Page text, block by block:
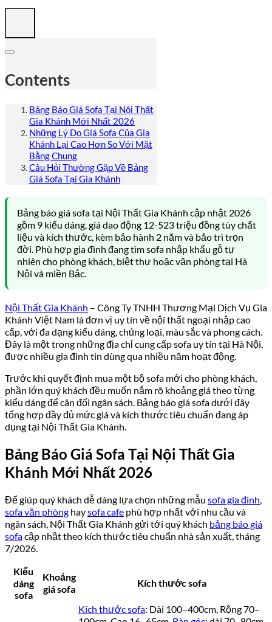
Contents
Bảng Báo Giá Sofa Tại Nội Thất
Gia Khánh Mới Nhất 2026
Những Lý Do Giá Sofa Của Gia
Khánh Lại Cao Hơn So Với Mặt
Bằng Chung
Câu Hỏi Thường Gặp Về Bảng
Giá Sofa Tại Gia Khánh
Bảng báo giá sofa tại Nội Thất Gia Khánh cập nhật 2026
gồm 9 kiểu dáng, giá dao động 12-523 triệu đồng tùy chất
liệu và kích thước, kèm bảo hành 2 năm và bảo trì trọn
đời. Phù hợp gia đình đang tìm sofa nhập khẩu gỗ tự
nhiên cho phòng khách, biệt thự hoặc văn phòng tại Hà
Nội và miền Bắc.
Nội Thất Gia Khánh – Công Ty TNHH Thương Mại Dịch Vụ Gia
Khánh Việt Nam là đơn vị uy tín về nội thất ngoại nhập cao
cấp, với đa dạng kiểu dáng, chủng loại, màu sắc và phong cách.
Đây là một trong những địa chỉ cung cấp sofa uy tín tại Hà Nội,
được nhiều gia đình tin dùng qua nhiều năm hoạt động.
Trước khi quyết định mua một bộ sofa mới cho phòng khách,
phần lớn quý khách đều muốn nắm rõ khoảng giá theo từng
kiểu dáng để cân đối ngân sách. Bảng báo giá sofa dưới đây
tổng hợp đầy đủ mức giá và kích thước tiêu chuẩn đang áp
dụng tại Nội Thất Gia Khánh.
Bảng Báo Giá Sofa Tại Nội Thất Gia
Khánh Mới Nhất 2026
Để giúp quý khách dễ dàng lựa chọn những mẫu sofa gia đình,
sofa văn phòng haysofa cafe phù hợp nhất với nhu cầu và
ngân sách, Nội Thất Gia Khánh gửi tới quý khách bảng báo giá
sofacập nhật theo kích thước tiêu chuẩn nhà sản xuất, tháng
7/2026.
Kiểu
dáng
sofa
Khoảng
giá sofa
Kích thước sofa
Kích thước sofa: Dài 100–400cm, Rộng 70–